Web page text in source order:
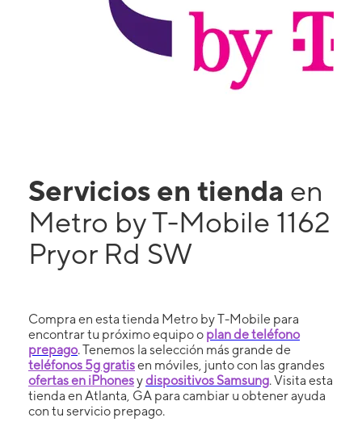
Servicios en tienda en
Metro by T-Mobile 1162
Pryor Rd SW
Compra en esta tienda Metro by T-Mobile para
encontrar tu próximo equipo o plan de teléfono
prepago. Tenemos la selección más grande de
teléfonos 5g gratisen móviles, junto con las grandes
ofertas en iPhonesydispositivos Samsung. Visita esta
tienda en Atlanta, GA para cambiar u obtener ayuda
con tu servicio prepago.